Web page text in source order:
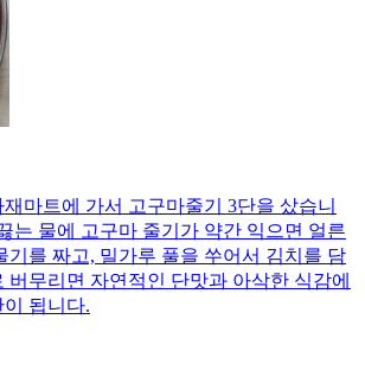
마트에 가서 고구마줄기 3단을 샀습니
는 물에 고구마 줄기가 약간 익으면 얼른
기를 짜고, 밀가루 풀을 쑤어서 김치를 담
버무리면 자연적인 단맛과 아삭한 식감에
됩니다.